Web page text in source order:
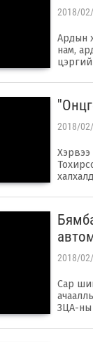
2018/
Ардын
нам,
2018/
Хэрвээ
2018/
Сар
ЗЦА-ны